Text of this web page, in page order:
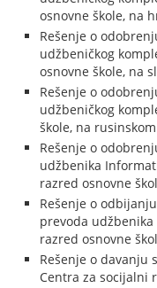
osnovne škole, na
Rešenje o
udžbeničkog
osnovne škole, na
Rešenje o
udžbeničkog
škole, na
Rešenje o
udžbenika
razred osnovne
Rešenje o
prevoda
razred osnovne
Rešenje o davanju
Centra za socijalni